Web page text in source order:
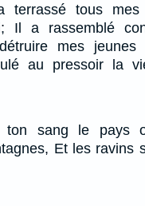
terrassé tous mes
Il a rassemblé
mes jeunes
au pressoir la
ton sang le pays
Et les ravins